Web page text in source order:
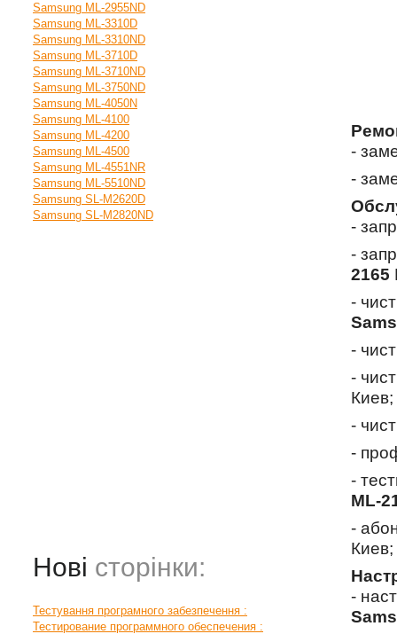
Samsung ML-2955ND
Samsung ML-3310D
Samsung ML-3310ND
Samsung ML-3710D
Samsung ML-3710ND
Samsung ML-3750ND
Samsung ML-4050N
Samsung ML-4100
Samsung ML-4200
Samsung ML-4500
Samsung ML-4551NR
Samsung ML-5510ND
Samsung SL-M2620D
Samsung SL-M2820ND
Нові сторінки:
Тестування програмного забезпечення :
Тестирование программного обеспечения :
-
-
-
-
2165
-
-
-
Киев;
-
-
-
ML-
-
Киев;
-